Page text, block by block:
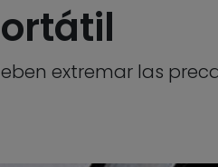
extremar las